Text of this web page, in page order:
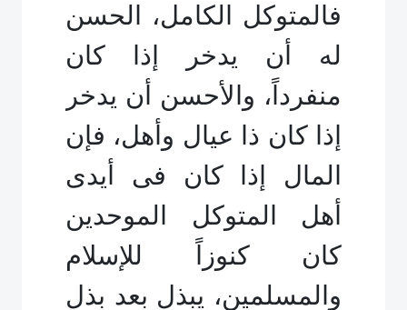
فالمتوكل الكامل، الحسن
له أن يدخر إذا كان
منفرداً، والأحسن أن يدخر
إذا كان ذا عيال وأهل، فإن
المال إذا كان فى أيدى
أهل المتوكل الموحدين
كان كنوزاً للإسلام
والمسلمين، يبذل بعد بذل